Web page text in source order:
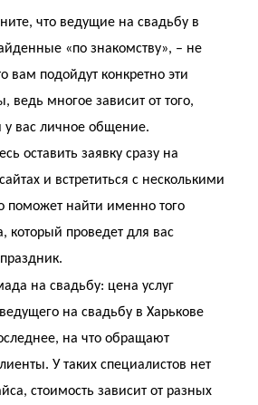
что ведущие на свадьбу в
«по знакомству», – не
вам подойдут конкретно эти
ведь многое зависит от того,
у вас личное общение.
оставить заявку сразу на
и встретиться с несколькими
поможет найти именно того
который проведет для вас
на свадьбу: цена услуг
на свадьбу в Харькове
на что обращают
У таких специалистов нет
стоимость зависит от разных